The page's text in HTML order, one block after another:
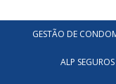
GESTÃO DE
ALP SEGUROS